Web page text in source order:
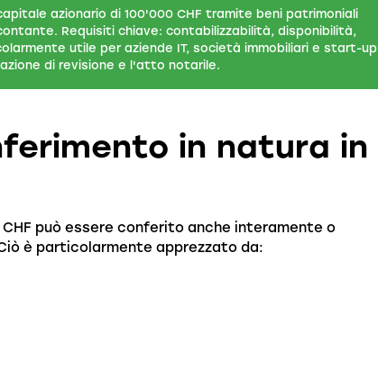
azionario di 100'000 CHF tramite beni patrimoniali
Requisiti chiave: contabilizzabilità, disponibilità,
utile per aziende IT, società immobiliari e start-up
di revisione e l'atto notarile.
in natura in
CHF può essere conferito anche interamente o
è particolarmente apprezzato da: